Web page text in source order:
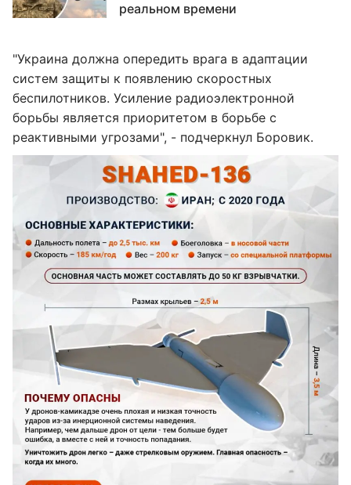
реальном времени
"Украина должна опередить врага в адаптации
систем защиты к появлению скоростных
беспилотников. Усиление радиоэлектронной
борьбы является приоритетом в борьбе с
реактивными угрозами", - подчеркнул Боровик.